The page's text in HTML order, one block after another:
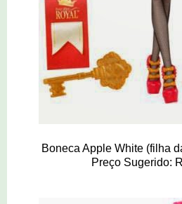
Boneca Apple White (filha
Preço Sugerido: